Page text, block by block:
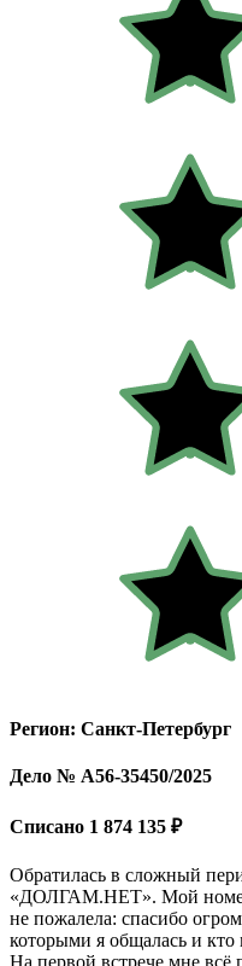
Регион: Санкт-Петербург
Дело № А56-35450/2025
Списано 1 874 135 ₽
Обратилась в сложный
«ДОЛГАМ.НЕТ». Мой номер
не пожалела: спасибо
которыми я общалась и